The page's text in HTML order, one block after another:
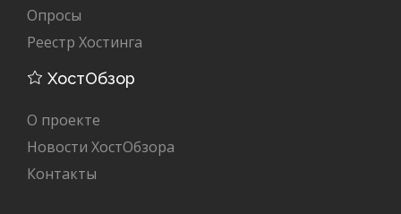
Опросы
Реестр Хостинга
ХостОбзор
О проекте
Новости ХостОбзора
Контакты